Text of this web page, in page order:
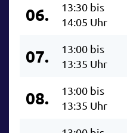
06.
13:30 bis
14:05 Uhr
07.
13:00 bis
13:35 Uhr
08.
13:00 bis
13:35 Uhr